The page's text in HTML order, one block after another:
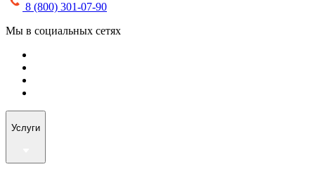
8 (800) 301-07-90
Мы в социальных сетях
Услуги